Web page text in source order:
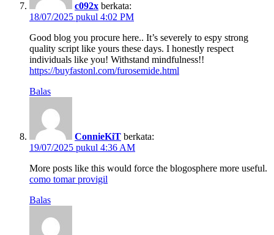
c092x berkata:
18/07/2025 pukul 4:02 PM
Good blog you procure here.. It’s severely to espy strong
quality script like yours these days. I honestly respect
individuals like you! Withstand mindfulness!!
https://buyfastonl.com/furosemide.html
Balas
ConnieKiT berkata:
19/07/2025 pukul 4:36 AM
More posts like this would force the blogosphere more useful.
como tomar provigil
Balas